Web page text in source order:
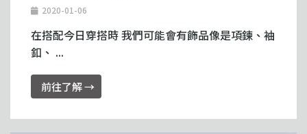
2020-01-06
在搭配今日穿搭時 我們可能會有飾品像是項鍊、袖
釦、 ...
前往了解 →